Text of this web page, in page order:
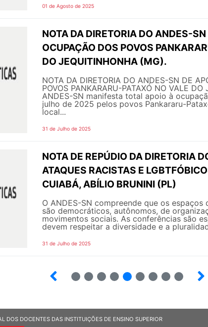
01 de Agosto de 2025
NOTA DA DIRETORIA DO ANDES-
OCUPAÇÃO DOS POVOS
DO JEQUITINHONHA (MG).
NOTA DA DIRETORIA DO ANDES-SN DE
POVOS PANKARARU-PATAXÓ NO VALE
ANDES-SN manifesta total apoio à
julho de 2025 pelos povos Pankararu-
local...
31 de Julho de 2025
NOTA DE REPÚDIO DA DIRETORIA
ATAQUES RACISTAS E
CUIABÁ, ABÍLIO BRUNINI (PL)
O ANDES-SN compreende que os
são democráticos, autônomos, de
movimentos sociais. As conferências são
devem respeitar a diversidade e a
31 de Julho de 2025
DOS DOCENTES DAS INSTITUIÇÕES DE ENSINO SUPERIOR